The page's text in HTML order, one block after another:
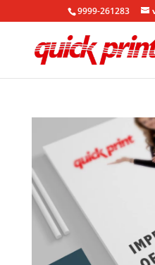
9999-261283